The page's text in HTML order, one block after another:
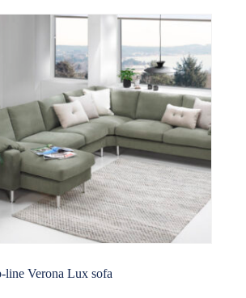
line Verona Lux sofa